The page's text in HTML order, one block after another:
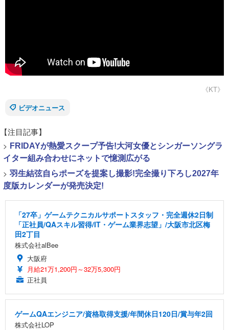
《KT》
ビデオニュース
【注目記事】
> FRIDAYが熱愛スクープ予告!大河女優とシンガーソングラ
イター組み合わせにネットで憶測広がる
> 羽生結弦自らポーズを提案し撮影!完全撮り下ろし2027年
度版カレンダーが発売決定!
「27卒」ゲームテクニカルサポートスタッフ・完全週休2日制
「正社員/QAスキル習得/IT・ゲーム業界志望」/大阪市北区梅
田2丁目
株式会社alBee
大阪府
月給21万1,200円～32万5,300円
正社員
ゲームQAエンジニア/資格取得支援/年間休日120日/賞与年2回
株式会社LOP